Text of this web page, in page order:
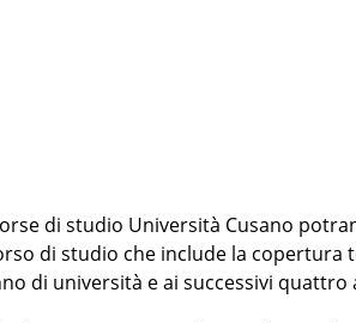
di studio Università Cusano
di studio che include la copertura
di università e ai successivi quattro